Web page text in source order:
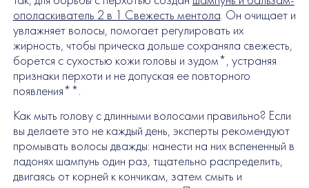
ополаскиватель 2 в 1 Свежесть ментола. Он очищает и
увлажняет волосы, помогает регулировать их
жирность, чтобы прическа дольше сохраняла свежесть,
борется с сухостью кожи головы и зудом*, устраняя
признаки перхоти и не допуская ее повторного
появления**.
Как мыть голову с длинными волосами правильно? Если
вы делаете это не каждый день, эксперты рекомендуют
промывать волосы дважды: нанести на них вспененный в
ладонях шампунь один раз, тщательно распределить,
двигаясь от корней к кончикам, затем смыть и